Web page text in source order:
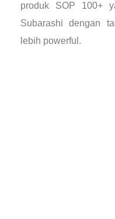
produk SOP 100+
Subarashi dengan
lebih powerful.